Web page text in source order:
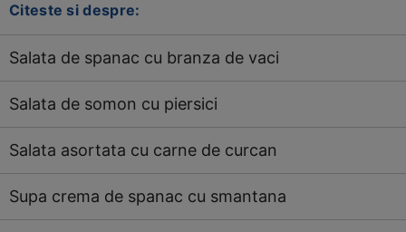
Citeste si despre:
Salata de spanac cu branza de vaci
Salata de somon cu piersici
Salata asortata cu carne de curcan
Supa crema de spanac cu smantana